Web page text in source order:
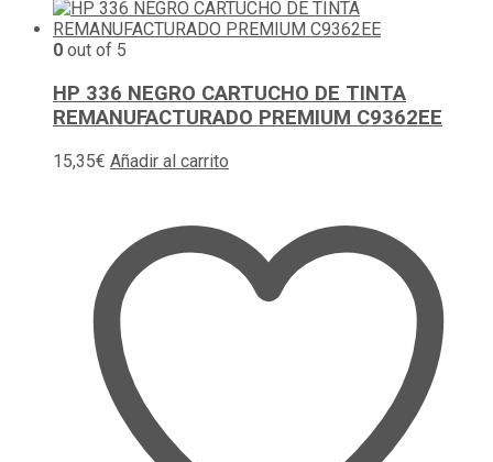
0 out of 5
HP 336 NEGRO CARTUCHO DE TINTA
REMANUFACTURADO PREMIUM C9362EE
15,35€ Añadir al carrito